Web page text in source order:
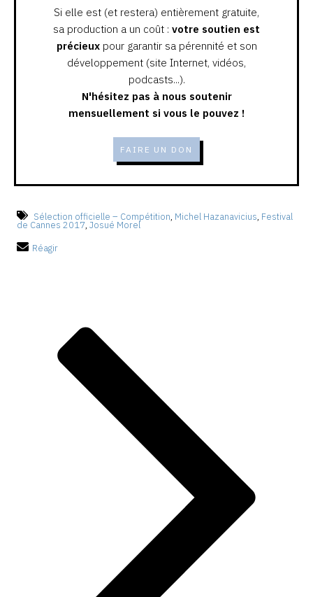
Si elle est (et restera) entièrement gratuite,
sa production a un coût : votre soutien est
précieuxpour garantir sa pérennité et son
développement (site Internet, vidéos,
podcasts...).
N'hésitez pas à nous soutenir
mensuellement si vous le pouvez !
FAIRE UN DON
Sélection officielle – Compétition, Michel Hazanavicius, Festival
de Cannes 2017, Josué Morel
Réagir